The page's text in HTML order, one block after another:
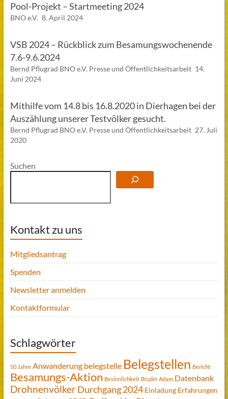
Pool-Projekt – Startmeeting 2024
BNO e.V. 8. April 2024
VSB 2024 – Rückblick zum Besamungswochenende
7.6-9.6.2024
Bernd Pflugrad BNO e.V. Presse und Öffentlichkeitsarbeit 14.
Juni 2024
Mithilfe vom 14.8 bis 16.8.2020 in Dierhagen bei der
Auszählung unserer Testvölker gesucht.
Bernd Pflugrad BNO e.V. Presse und Öffentlichkeitsarbeit 27. Juli
2020
Suchen
Kontakt zu uns
Mitgliedsantrag
Spenden
Newsletter anmelden
Kontaktformular
Schlagwörter
50 Jahre Anwanderung belegstelle Belegstellen Bericht
Besamungs-Aktion Besinnlichkeit Bruder Adam Datenbank
DrohnenvölkerDurchgang 2024 Einladung Erfahrungen